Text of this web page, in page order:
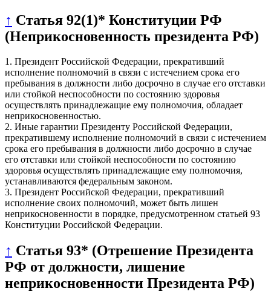
↑ Статья 92(1)* Конституции РФ
(Неприкосновенность президента РФ)
1. Президент Российской Федерации, прекративший
исполнение полномочий в связи с истечением срока его
пребывания в должности либо досрочно в случае его отставки
или стойкой неспособности по состоянию здоровья
осуществлять принадлежащие ему полномочия, обладает
неприкосновенностью.
2. Иные гарантии Президенту Российской Федерации,
прекратившему исполнение полномочий в связи с истечением
срока его пребывания в должности либо досрочно в случае
его отставки или стойкой неспособности по состоянию
здоровья осуществлять принадлежащие ему полномочия,
устанавливаются федеральным законом.
3. Президент Российской Федерации, прекративший
исполнение своих полномочий, может быть лишен
неприкосновенности в порядке, предусмотренном статьей 93
Конституции Российской Федерации.
↑ Статья 93* (Отрешение Президента
РФ от должности, лишение
неприкосновенности Президента РФ)